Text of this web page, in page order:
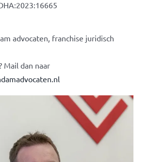
advocaten, franchise juridisch
Mail dan naar